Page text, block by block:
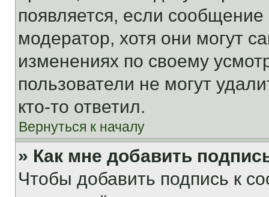
появляется, если
модератор, хотя они могут
изменениях по своему
пользователи не могут
кто-то ответил.
Вернуться к началу
» Как мне добавить
Чтобы добавить подпись к